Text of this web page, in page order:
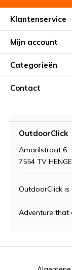
Klantenservice
Mijn account
Categorieën
Contact
OutdoorClick
Amarilstraat 6
7554 TV
OutdoorClick is
Adventure that